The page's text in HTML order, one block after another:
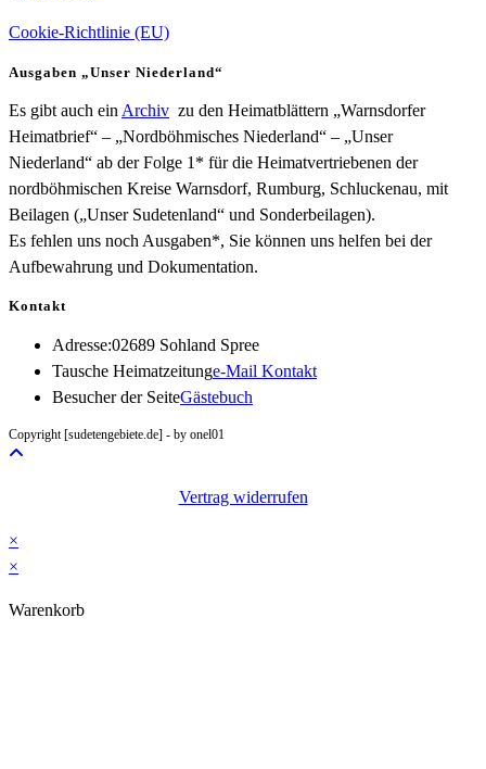
Cookie-Richtlinie (EU)
Ausgaben „Unser Niederland“
Es gibt auch ein Archiv zu den Heimatblättern „Warnsdorfer
Heimatbrief“ – „Nordböhmisches Niederland“ – „Unser
Niederland“ ab der Folge 1* für die Heimatvertriebenen der
nordböhmischen Kreise Warnsdorf, Rumburg, Schluckenau, mit
Beilagen („Unser Sudetenland“ und Sonderbeilagen).
Es fehlen uns noch Ausgaben*, Sie können uns helfen bei der
Aufbewahrung und Dokumentation.
Kontakt
Adresse:02689 Sohland Spree
Tausche Heimatzeitunge-Mail KontaktOpens
Besucher der SeiteGästebuch
Copyright [sudetengebiete.de] - by onel01
Vertrag widerrufen
×
×
Warenkorb